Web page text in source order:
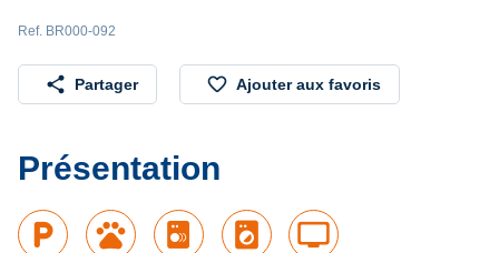
Ref. BR000-092
share Partager favorite_border Ajouter aux favoris
Présentation
local_parking pets local_laundry_service tv